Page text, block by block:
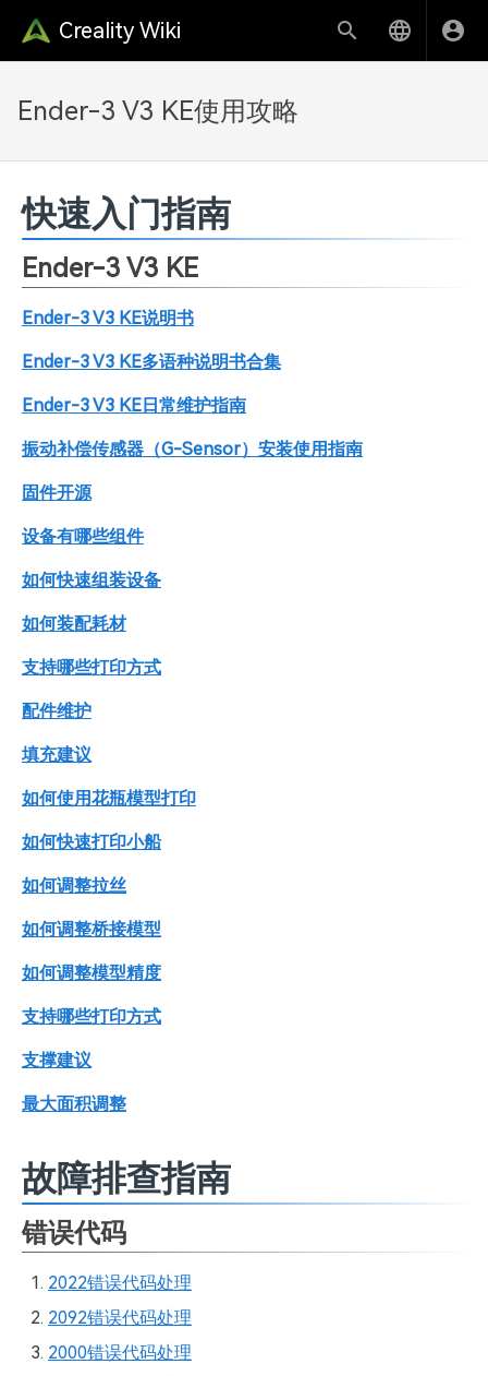
Creality Wiki
Ender-3 V3 KE使用攻略
快速入门指南
Ender-3 V3 KE
Ender-3 V3 KE说明书
Ender-3 V3 KE多语种说明书合集
Ender-3 V3 KE日常维护指南
振动补偿传感器（G-Sensor）安装使用指南
固件开源
设备有哪些组件
如何快速组装设备
如何装配耗材
支持哪些打印方式
配件维护
填充建议
如何使用花瓶模型打印
如何快速打印小船
如何调整拉丝
如何调整桥接模型
如何调整模型精度
支持哪些打印方式
支撑建议
最大面积调整
故障排查指南
错误代码
2022错误代码处理
2092错误代码处理
2000错误代码处理